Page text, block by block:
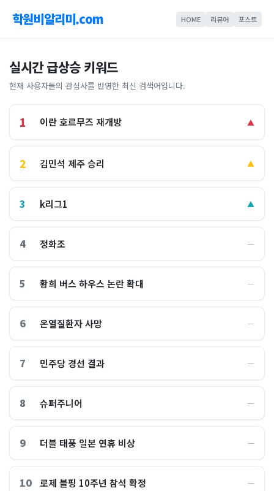
학원비알리미.com HOME 리뷰어 포스트
실시간 급상승 키워드
현재 사용자들의 관심사를 반영한 최신 검색어입니다.
1 이란 호르무즈 재개방 ▲
2 김민석 제주 승리 ▲
3 k리그1 ▲
4 정화조 ―
5 황희 버스 하우스 논란 확대 ―
6 온열질환자 사망 ―
7 민주당 경선 결과 ―
8 슈퍼주니어 ―
9 더블 태풍 일본 연휴 비상 ―
10 로제 블핑 10주년 참석 확정 ―